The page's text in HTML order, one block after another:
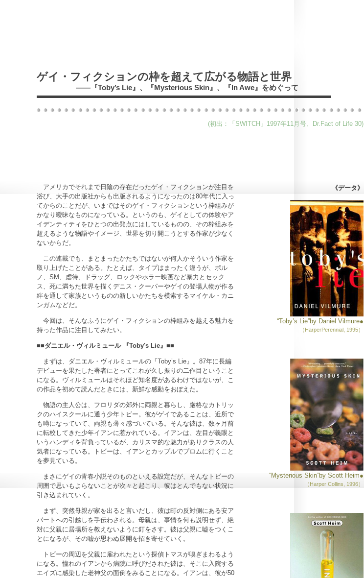
ゲイ・フィクションの枠を超えて広がる物語と世界
――『Toby’s Lie』、『Mysterious Skin』、『In Awe』をめぐって
(初出：「SWITCH」1997年11月号、Dr.Fact of Life 30)
アメリカでそれまで日陰の存在だったゲイ・フィクションが注目を
浴び、大手の出版社からも出版されるようになったのは80年代に入っ
てからのことだが、いまではそのゲイ・フィクションという枠組みが
かなり曖昧なものになっている。というのも、ゲイとしての体験やア
イデンティティをひとつの出発点にはしているものの、その枠組みを
超えるような物語やイメージ、世界を切り開こうとする作家が少なく
ないからだ。
この連載でも、まとまったかたちではないが何人かそういう作家を
取り上げたことがある。たとえば、タイプはまったく違うが、ポル
ノ、SM、虐待、ドラッグ、ロックやホラー映画など暴力とセック
ス、死に満ちた世界を描くデニス・クーパーやゲイの登場人物が作る
絆を通して家族というものの新しいかたちを模索するマイケル・カニ
ンガムなどだ。
今回は、そんなふうにゲイ・フィクションの枠組みを越える魅力を
持った作品に注目してみたい。
■■ダニエル・ヴィルミュール 『Toby's Lie』■■
まずは、ダニエル・ヴィルミュールの『Toby’s Lie』。87年に長編
デビューを果たした著者にとってこれが久し振りの二作目ということ
になる。ヴィルミュールはそれほど知名度があるわけではないが、こ
の作品を初めて読んだときには、新鮮な感動をおぼえた。
物語の主人公は、フロリダの郊外に両親と暮らし、厳格なカトリッ
クのハイスクールに通う少年トビー。彼がゲイであることは、近所で
も噂になっていて、両親も薄々感づいている。そんな彼は、数ヶ月前
に転校してきた少年イアンに惹かれている。イアンは、左目が義眼と
いうハンディを背負っているが、カリスマ的な魅力がありクラスの人
気者になっている。トビーは、イアンとカップルでプロムに行くこと
を夢見ている。
まさにゲイの青春小説そのものといえる設定だが、そんなトビーの
周囲で思いもよらないことが次々と起こり、彼はとんでもない状況に
引き込まれていく。
まず、突然母親が家を出ると言いだし、彼は町の反対側にある安ア
パートへの引越しを手伝わされる。母親は、事情を何も説明せず、絶
対に父親に居場所を教えないように釘をさす。彼は父親に嘘をつくこ
とになるが、その嘘が思わぬ展開を招き寄せていく。
トビーの周辺を父親に雇われたという探偵トマスが嗅ぎまわるよう
になる。憧れのイアンから病院に呼びだされた彼は、そこに入院する
エイズに感染した老神父の面倒をみることになる。イアンは、彼が50
《データ》
“Toby’s Lie”by Daniel Vilmure●
（HarperPerennial, 1995）
“Mysterious Skin”by Scott Heim●
（Harper Collins, 1996）